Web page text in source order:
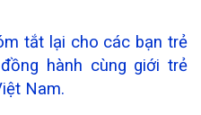
tắt lại cho các bạn trẻ
hành cùng giới trẻ
Nam.